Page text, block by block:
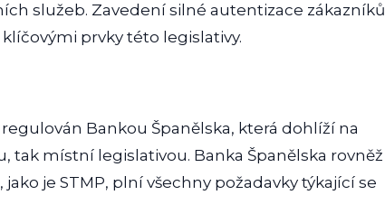
služeb. Zavedení silné autentizace zákazníků
prvky této legislativy.
Bankou Španělska, která dohlíží na
tak místní legislativou. Banka Španělska rovněž
je STMP, plní všechny požadavky týkající se